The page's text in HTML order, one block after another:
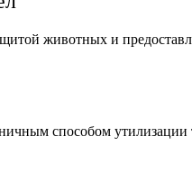
животных и
способом утилизации